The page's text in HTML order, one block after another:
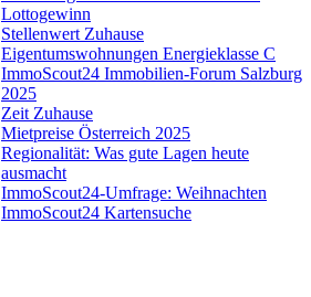
Lottogewinn
Stellenwert Zuhause
Eigentumswohnungen Energieklasse C
ImmoScout24 Immobilien-Forum Salzburg
2025
Zeit Zuhause
Mietpreise Österreich 2025
Regionalität: Was gute Lagen heute
ausmacht
ImmoScout24-Umfrage: Weihnachten
ImmoScout24 Kartensuche